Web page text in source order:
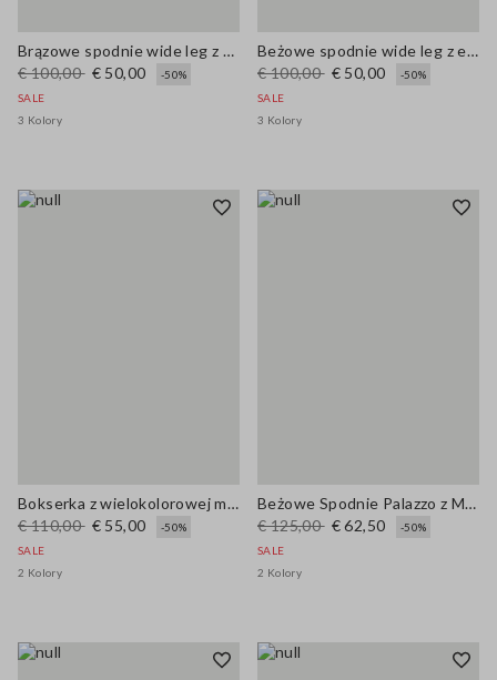
Brązowe spodnie wide leg z elastycznej bawełny
€ 100,00 € 50,00
-50%
SALE
3 Kolory
Beżowe spodnie wide leg z elastycznej bawełny
€ 100,00 € 50,00
-50%
SALE
3 Kolory
Bokserka z wielokolorowej mieszanki lnu o siatkowej strukturze regularnego kroju
€ 110,00 € 55,00
-50%
SALE
2 Kolory
Beżowe Spodnie Palazzo z Mieszanki Lnu i Wiskozy w Regularnym Kroju
€ 125,00 € 62,50
-50%
SALE
2 Kolory